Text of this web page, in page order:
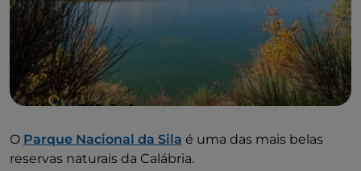
O Parque Nacional da Sila é uma das mais belas
reservas naturais da Calábria.